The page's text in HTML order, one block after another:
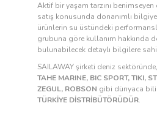
Aktif bir yaşam tarzını
satış konusunda donanımlı
ürünlerin su üstündeki
grubuna göre kullanım hakkında
bulunabilecek detaylı bilgilere
SAILAWAY şirketi deniz sektöründe,
TAHE MARINE, BIC SPORT, TIKI,
ZEGUL, ROBSON gibi dünyaca
TÜRKİYE DİSTRİBÜTÖRÜDÜR.